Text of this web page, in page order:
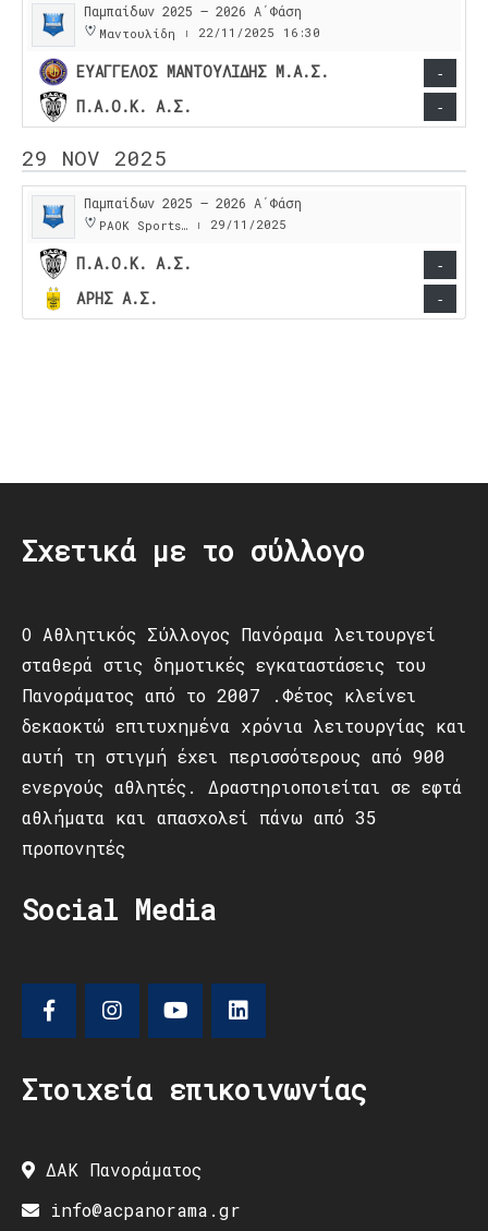
Παμπαίδων 2025 – 2026 Α΄Φάση
Μαντουλίδη | 22/11/2025 16:30
ΕΥΑΓΓΕΛΟΣ ΜΑΝΤΟΥΛΙΔΗΣ Μ.Α.Σ. -
Π.Α.Ο.Κ. Α.Σ. -
29 NOV 2025
Παμπαίδων 2025 – 2026 Α΄Φάση
PAOK Sports Arena | 29/11/2025
Π.Α.Ο.Κ. Α.Σ. -
ΑΡΗΣ Α.Σ. -
Σχετικά με το σύλλογο
Ο Αθλητικός Σύλλογος Πανόραμα λειτουργεί
σταθερά στις δημοτικές εγκαταστάσεις του
Πανοράματος από το 2007 .Φέτος κλείνει
δεκαοκτώ επιτυχημένα χρόνια λειτουργίας και
αυτή τη στιγμή έχει περισσότερους από 900
ενεργούς αθλητές. Δραστηριοποιείται σε εφτά
αθλήματα και απασχολεί πάνω από 35
προπονητές
Social Media
Στοιχεία επικοινωνίας
ΔΑΚ Πανοράματος
info@acpanorama.gr